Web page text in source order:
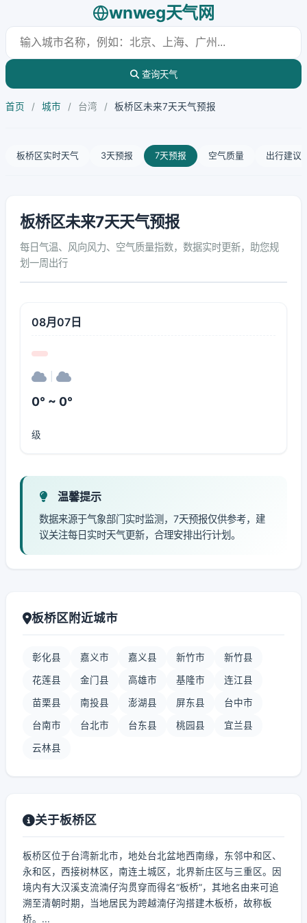
wnweg天气网
查询天气
首页 / 城市 / 台湾 / 板桥区未来7天天气预报
板桥区实时天气 3天预报 7天预报 空气质量 出行建议
板桥区未来7天天气预报
每日气温、风向风力、空气质量指数，数据实时更新，助您规
划一周出行
08月07日
0° ~ 0°
级
温馨提示
数据来源于气象部门实时监测，7天预报仅供参考，建
议关注每日实时天气更新，合理安排出行计划。
板桥区附近城市
彰化县 嘉义市 嘉义县 新竹市 新竹县
花莲县 金门县 高雄市 基隆市 连江县
苗栗县 南投县 澎湖县 屏东县 台中市
台南市 台北市 台东县 桃园县 宜兰县
云林县
关于板桥区
板桥区位于台湾新北市，地处台北盆地西南缘，东邻中和区、
永和区，西接树林区，南连土城区，北界新庄区与三重区。因
境内有大汉溪支流湳仔沟贯穿而得名“板桥”，其地名由来可追
溯至清朝时期，当地居民为跨越湳仔沟搭建木板桥，故称板
桥。...